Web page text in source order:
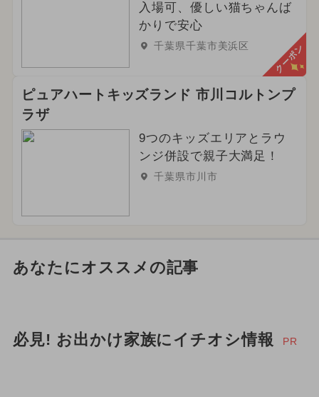
入場可、優しい猫ちゃんば
かりで安心
千葉県千葉市美浜区 クーポン
ピュアハートキッズランド 市川コルトンプ
ラザ
9つのキッズエリアとラウ
ンジ併設で親子大満足！
千葉県市川市
あなたにオススメの記事
必見! お出かけ家族にイチオシ情報 PR